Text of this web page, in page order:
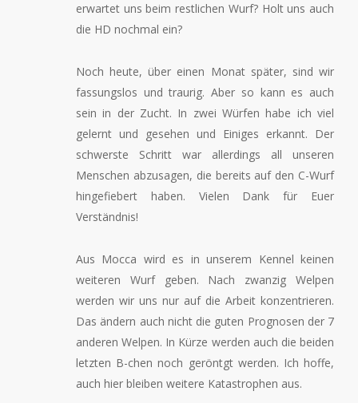
erwartet uns beim restlichen Wurf? Holt uns auch
die HD nochmal ein?
Noch heute, über einen Monat später, sind wir
fassungslos und traurig. Aber so kann es auch
sein in der Zucht. In zwei Würfen habe ich viel
gelernt und gesehen und Einiges erkannt. Der
schwerste Schritt war allerdings all unseren
Menschen abzusagen, die bereits auf den C-Wurf
hingefiebert haben. Vielen Dank für Euer
Verständnis!
Aus Mocca wird es in unserem Kennel keinen
weiteren Wurf geben. Nach zwanzig Welpen
werden wir uns nur auf die Arbeit konzentrieren.
Das ändern auch nicht die guten Prognosen der 7
anderen Welpen. In Kürze werden auch die beiden
letzten B-chen noch geröntgt werden. Ich hoffe,
auch hier bleiben weitere Katastrophen aus.